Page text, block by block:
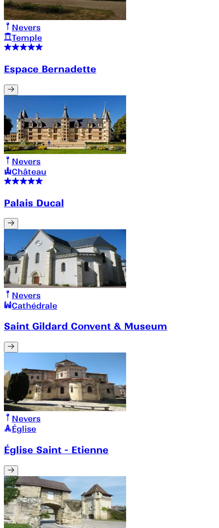
Nevers
Temple
Espace Bernadette
Nevers
Château
Palais Ducal
Nevers
Cathédrale
Saint Gildard Convent & Museum
Nevers
Église
Église Saint - Etienne